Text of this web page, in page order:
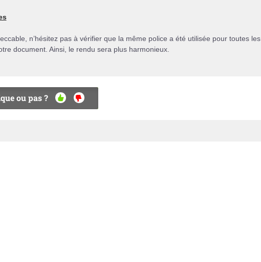
n’hésitez pas à vérifier que la même police a été utilisée pour toutes les
document. Ainsi, le rendu sera plus harmonieux.
ou pas ?
OUI NON